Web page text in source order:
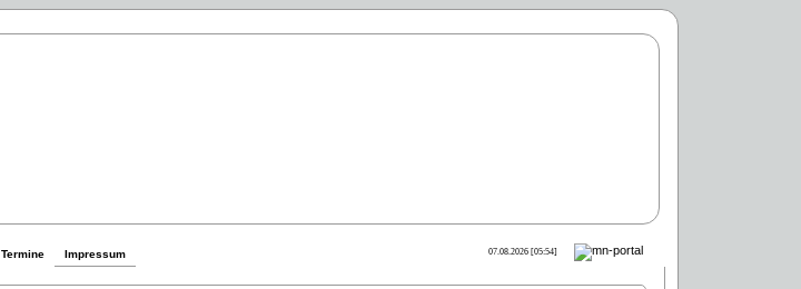
07.08.2026 [05:54]
Termine Impressum